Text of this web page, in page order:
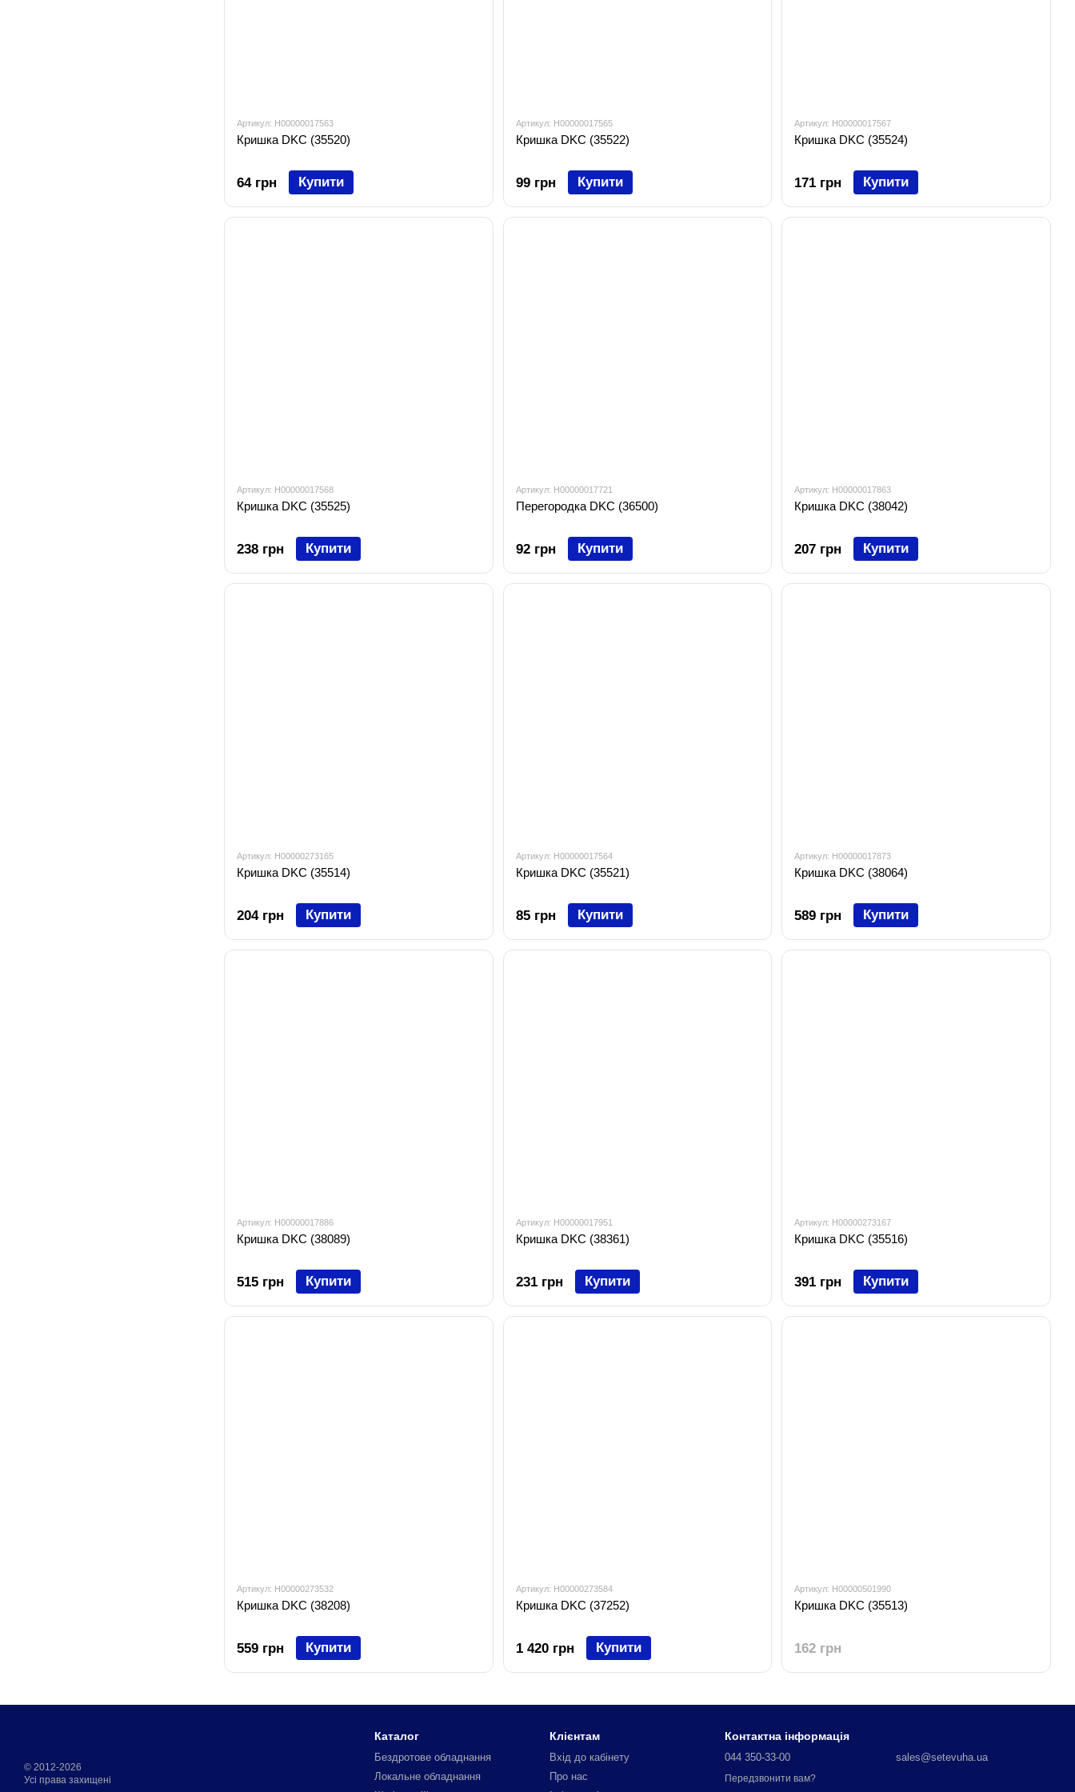
Артикул: H00000017563
Кришка DKC (35520)
64 грн Купити
Артикул: H00000017565
Кришка DKC (35522)
99 грн Купити
Артикул: H00000017567
Кришка DKC (35524)
171 грн Купити
Артикул: H00000017568
Кришка DKC (35525)
238 грн Купити
Артикул: H00000017721
Перегородка DKC (36500)
92 грн Купити
Артикул: H00000017863
Кришка DKC (38042)
207 грн Купити
Артикул: H00000273165
Кришка DKC (35514)
204 грн Купити
Артикул: H00000017564
Кришка DKC (35521)
85 грн Купити
Артикул: H00000017873
Кришка DKC (38064)
589 грн Купити
Артикул: H00000017886
Кришка DKC (38089)
515 грн Купити
Артикул: H00000017951
Кришка DKC (38361)
231 грн Купити
Артикул: H00000273167
Кришка DKC (35516)
391 грн Купити
Артикул: H00000273532
Кришка DKC (38208)
559 грн Купити
Артикул: H00000273584
Кришка DKC (37252)
1 420 грн Купити
Артикул: H00000501990
Кришка DKC (35513)
162 грн
© 2012-2026
Усі права захищені
Каталог
Бездротове обладнання
Локальне обладнання
Клієнтам
Вхід до кабінету
Про нас
Контактна інформація
044 350-33-00
Передзвонити вам?
sales@setevuha.ua